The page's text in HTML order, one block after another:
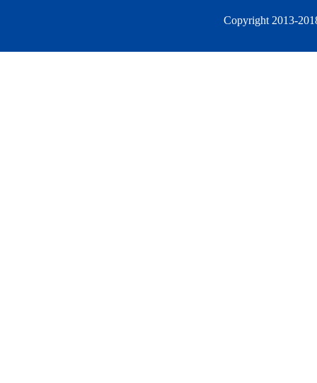
Copyright 2013-